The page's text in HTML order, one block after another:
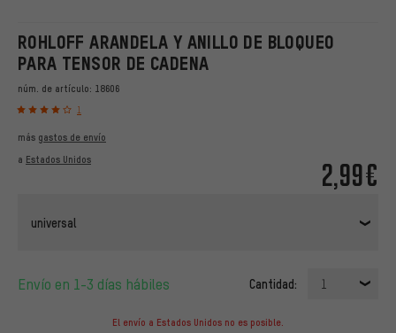
ROHLOFF ARANDELA Y ANILLO DE BLOQUEO
PARA TENSOR DE CADENA
núm. de artículo: 18606
1
2,99€
más gastos de envío
a Estados Unidos
universal
Envío en 1-3 días hábiles Cantidad: 1
El envío a Estados Unidos no es posible.